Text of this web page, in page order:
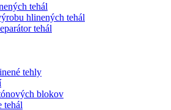
tehál
hlinených tehál
tehál
tehly
blokov
tehál